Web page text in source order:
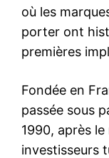
où les
porter ont
premières
Fondée en
passée sous
1990, après
investisseurs